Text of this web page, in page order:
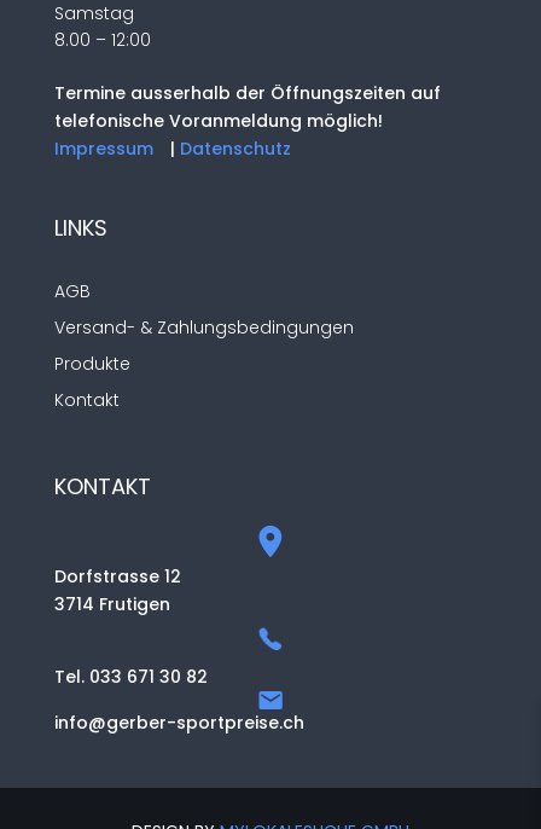
Samstag
8.00 – 12:00
Termine ausserhalb der Öffnungszeiten auf
telefonische Voranmeldung möglich!
Impressum
| Datenschutz
LINKS
AGB
Versand- & Zahlungsbedingungen
Produkte
Kontakt
KONTAKT
Dorfstrasse 12
3714 Frutigen
Tel. 033 671 30 82
info@gerber-sportpreise.ch